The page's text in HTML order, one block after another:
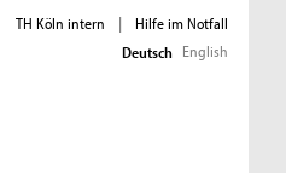
TH Köln intern |
Hilfe im Notfall
Deutsch English